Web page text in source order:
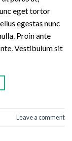
eget tortor
egestas nunc
Proin ante
Vestibulum sit
Leave a comment